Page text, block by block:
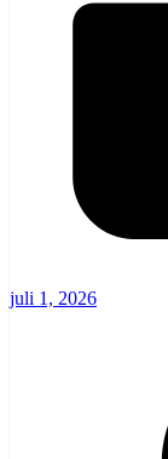
juli 1, 2026